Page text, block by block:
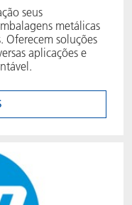
seus
metálicas
Oferecem soluções
aplicações e